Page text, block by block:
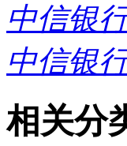
中信银
中信银
相关分